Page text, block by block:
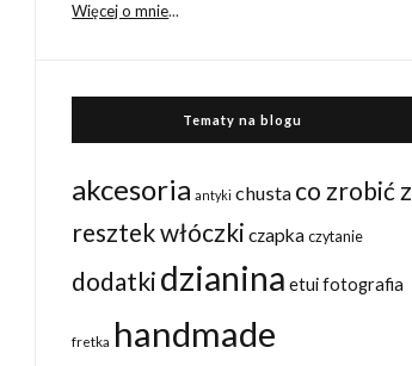
Więcej o mnie...
Tematy na blogu
akcesoria antyki chusta co zrobić z
resztek włóczki czapka czytanie
dodatki dzianina etuifotografia
fretka handmade